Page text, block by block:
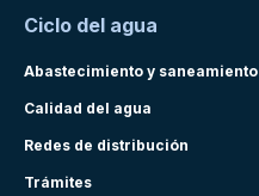
Ciclo del agua
Abastecimiento y saneamiento
Calidad del agua
Redes de distribución
Trámites